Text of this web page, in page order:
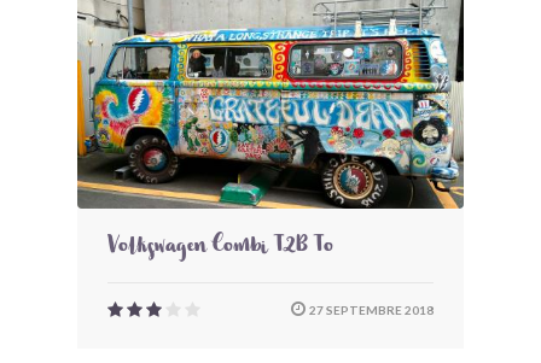
Volkswagen Combi T2B To
27 SEPTEMBRE 2018